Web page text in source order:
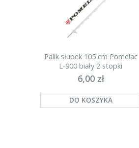
Palik słupek 105 cm Pomelac
L-900 biały 2 stopki
(najmocniejszy)
6,00 zł
DO KOSZYKA